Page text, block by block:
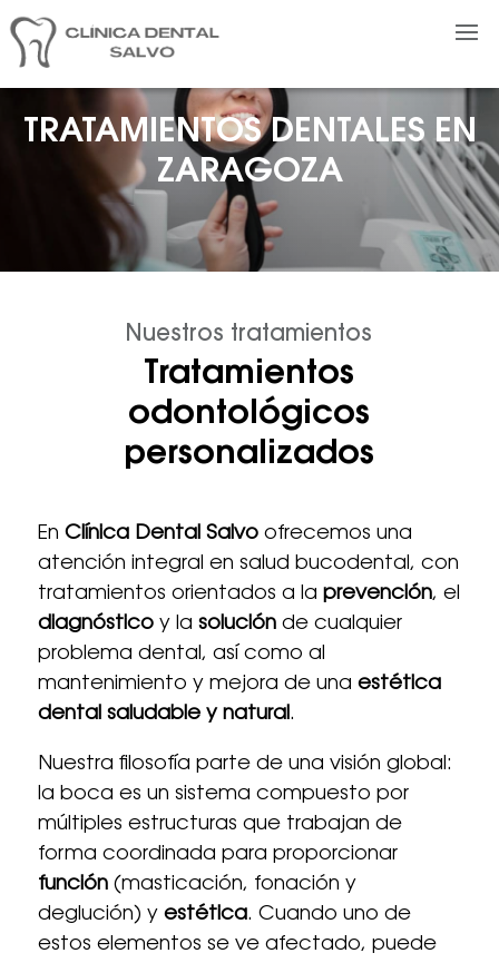
TRATAMIENTOS DENTALES EN
ZARAGOZA
Nuestros tratamientos
Tratamientos
odontológicos
personalizados
En Clínica Dental Salvoofrecemos una
atención integral en salud bucodental, con
tratamientos orientados a la prevención, el
diagnósticoy la soluciónde cualquier
problema dental, así como al
mantenimiento y mejora de una estética
dental saludable y natural.
Nuestra filosofía parte de una visión global:
la boca es un sistema compuesto por
múltiples estructuras que trabajan de
forma coordinada para proporcionar
función(masticación, fonación y
deglución) y estética. Cuando uno de
estos elementos se ve afectado, puede